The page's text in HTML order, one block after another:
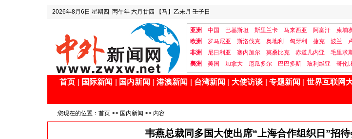
2026年8月6日 星期四 丙午年 六月廿四 【马】乙未月 壬子日
亚洲 中国 巴基斯坦 斯里兰卡 马来西亚 阿富汗 柬埔
欧洲
罗马尼亚 斯洛伐克 奥地利 匈牙利 捷克 波兰
非洲
尼日利亚 塞内加尔 莫桑比克 赤道几内亚 毛里求
美洲
美国 加拿大 厄瓜多尔 巴巴多斯 玻利维亚 哥伦
首页 国际新闻 国内新闻 港澳新闻 台湾新闻 大使访谈 专题新闻 世界互联网
您现在的位置： 首页 >> 国内新闻 >> 内容
韦燕总裁同多国大使出席“上海合作组织日”招待